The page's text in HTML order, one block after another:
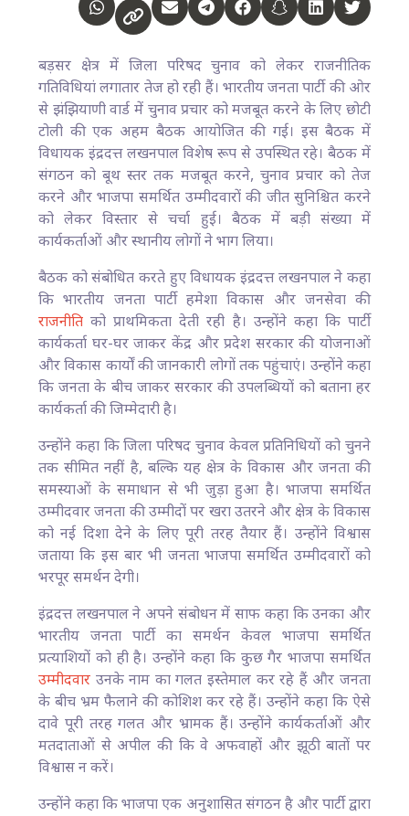
बड़सर क्षेत्र में जिला परिषद चुनाव को लेकर राजनीतिक
गतिविधियां लगातार तेज हो रही हैं। भारतीय जनता पार्टी की ओर
से झंझियाणी वार्ड में चुनाव प्रचार को मजबूत करने के लिए छोटी
टोली की एक अहम बैठक आयोजित की गई। इस बैठक में
विधायक इंद्रदत्त लखनपाल विशेष रूप से उपस्थित रहे। बैठक में
संगठन को बूथ स्तर तक मजबूत करने, चुनाव प्रचार को तेज
करने और भाजपा समर्थित उम्मीदवारों की जीत सुनिश्चित करने
को लेकर विस्तार से चर्चा हुई। बैठक में बड़ी संख्या में
कार्यकर्ताओं और स्थानीय लोगों ने भाग लिया।
बैठक को संबोधित करते हुए विधायक इंद्रदत्त लखनपाल ने कहा
कि भारतीय जनता पार्टी हमेशा विकास और जनसेवा की
राजनीतिको प्राथमिकता देती रही है। उन्होंने कहा कि पार्टी
कार्यकर्ता घर-घर जाकर केंद्र और प्रदेश सरकार की योजनाओं
और विकास कार्यों की जानकारी लोगों तक पहुंचाएं। उन्होंने कहा
कि जनता के बीच जाकर सरकार की उपलब्धियों को बताना हर
कार्यकर्ता की जिम्मेदारी है।
उन्होंने कहा कि जिला परिषद चुनाव केवल प्रतिनिधियों को चुनने
तक सीमित नहीं है, बल्कि यह क्षेत्र के विकास और जनता की
समस्याओं के समाधान से भी जुड़ा हुआ है। भाजपा समर्थित
उम्मीदवार जनता की उम्मीदों पर खरा उतरने और क्षेत्र के विकास
को नई दिशा देने के लिए पूरी तरह तैयार हैं। उन्होंने विश्वास
जताया कि इस बार भी जनता भाजपा समर्थित उम्मीदवारों को
भरपूर समर्थन देगी।
इंद्रदत्त लखनपाल ने अपने संबोधन में साफ कहा कि उनका और
भारतीय जनता पार्टी का समर्थन केवल भाजपा समर्थित
प्रत्याशियों को ही है। उन्होंने कहा कि कुछ गैर भाजपा समर्थित
उम्मीदवार उनके नाम का गलत इस्तेमाल कर रहे हैं और जनता
के बीच भ्रम फैलाने की कोशिश कर रहे हैं। उन्होंने कहा कि ऐसे
दावे पूरी तरह गलत और भ्रामक हैं। उन्होंने कार्यकर्ताओं और
मतदाताओं से अपील की कि वे अफवाहों और झूठी बातों पर
विश्वास न करें।
उन्होंने कहा कि भाजपा एक अनुशासित संगठन है और पार्टी द्वारा